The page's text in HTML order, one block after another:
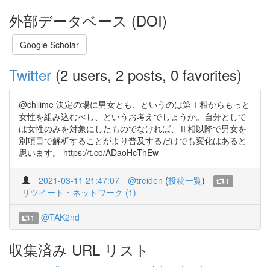
外部データベース (DOI)
Google Scholar
Twitter (2 users, 2 posts, 0 favorites)
@chilime 決定の場に男女とも、というのは第Ⅰ相からもっと
女性を組み込むべし、というお考えでしょうか。自分として
は女性のみを対象にしたものでなければ、Ⅱ相以降で男女を
別項目で解析することがより普及するだけでも変化はあると
思います。 https://t.co/ADaoHcThEw
2021-03-11 21:47:07 @treiden (投稿一覧) 1
リツイート・ネットワーク (1)
1 @TAK2nd
収集済み URL リスト